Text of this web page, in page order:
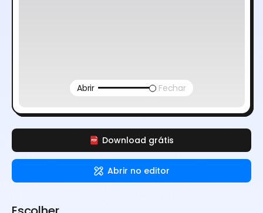
Download grátis
Abrir no editor
Abrir Fechar